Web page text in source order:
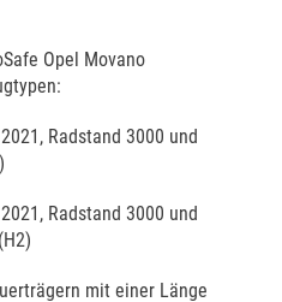
Opel Movano
Radstand 3000 und
Radstand 3000 und
mit einer Länge